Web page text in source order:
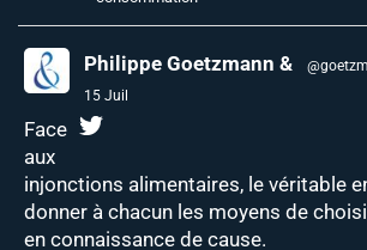
Philippe Goetzmann &
15 Juil
Face
aux
injonctions alimentaires, le véritable
donner à chacun les moyens de
en connaissance de cause.